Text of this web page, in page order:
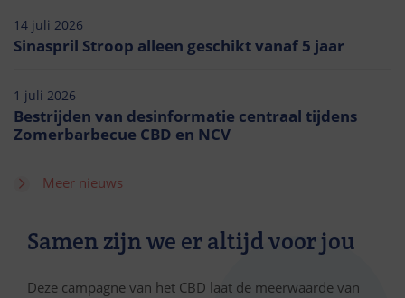
14 juli 2026
Sinaspril Stroop alleen geschikt vanaf 5 jaar
1 juli 2026
Bestrijden van desinformatie centraal tijdens
Zomerbarbecue CBD en NCV
Meer nieuws
Samen zijn we er altijd voor jou
Deze campagne van het CBD laat de meerwaarde van